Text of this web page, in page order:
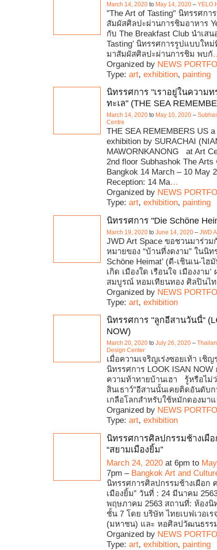
March 14, 2020 to May 14, 2020 – YELO
"The Art of Tasting" นิทรรศก
สัมผัสศิลปะผ่านการชิมอาหาร
กับ The Breakfast Club นำเสน
Tasting’ นิทรรศการรูปแบบให
มาสัมผัสศิลปะผ่านการชิม พบกั
Organized by NEWS
Type: art, exhibition, painting
นิทรรศการ "เราอยู่ในความท
ทะเล" (THE SEA
March 14, 2020 to May 10, 2020 –
Centre
THE SEA REMEMBERS US
exhibition by SURACHAI
MAWORNKANONG at Art
2nd floor Subhashok The Arts
Bangkok 14 March – 10 May
Reception: 14 Ma…
Organized by NEWS
Type: art, exhibition, painting
นิทรรศการ "Die Schöne
March 19, 2020 to June 14, 2020 – JWD
JWD Art Space ขอชวนมาร่ว
หมายของ “บ้านที่งดงาม” ในนิท
Schöne Heimat’ (ดี-เชินเน-ไฮ
เกิด เมืองใด เรือนใจ เมืองงาม’
สมบูรณ์ หอมเทียนทอง ศิลปินไ
Organized by NEWS
Type: art, exhibition
นิทรรศการ "ลูกอีสานวันนี้"
NOW)
March 20, 2020 to July 26, 2020 –
Design Center
เมื่อความเจริญเร่งซอยเท้า เชิญ
นิทรรศการ LOOK ISAN
ความท้าทายบ้านเฮา รู้หรือไม่ว่
สินเธาว์"อีสานนั้นเคยติดอันดับ
เกลือโลกสำหรับใช้หมักดองมา
Organized by NEWS
Type: art, exhibition
นิทรรศการศิลปกรรมช้างเผื
“สยามเมืองยิ้ม”
March 24, 2020 at 6pm to
7pm – Bangkok Art and
นิทรรศการศิลปกรรมช้างเผือก
เมืองยิ้ม” วันที่ : 24 มีนาคม
พฤษภาคม 2563 สถานที่: ห้องนิ
ชั้น 7 โดย บริษัท ไทยเบฟเวอเร
(มหาชน) และ หอศิลปวัฒนธรร
Organized by NEWS
Type: art, exhibition, painting